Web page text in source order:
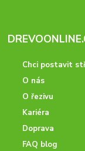
Chci postavit
O nás
O řezivu
Kariéra
Doprava
FAQ blog